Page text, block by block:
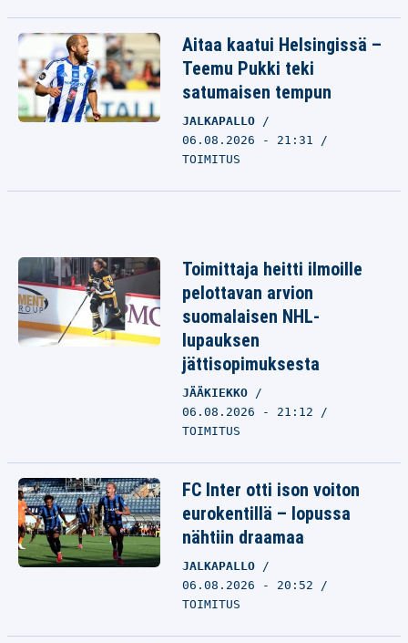
Aitaa kaatui Helsingissä –
Teemu Pukki teki
satumaisen tempun
JALKAPALLO
06.08.2026 - 21:31
TOIMITUS
Toimittaja heitti ilmoille
pelottavan arvion
suomalaisen NHL-
lupauksen
jättisopimuksesta
JÄÄKIEKKO
06.08.2026 - 21:12
TOIMITUS
FC Inter otti ison voiton
eurokentillä – lopussa
nähtiin draamaa
JALKAPALLO
06.08.2026 - 20:52
TOIMITUS